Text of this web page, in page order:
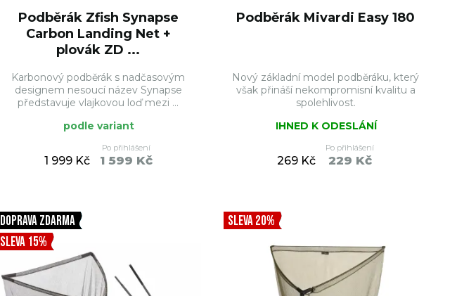
Podběrák Zfish Synapse
Carbon Landing Net +
plovák ZD ...
Karbonový podběrák s nadčasovým
designem nesoucí název Synapse
představuje vlajkovou loď mezi ...
podle variant
1 999 Kč
Po přihlášení
1 599 Kč
Podběrák Mivardi Easy 180
Nový základní model podběráku, který
však přináší nekompromisní kvalitu a
spolehlivost.
IHNED K ODESLÁNÍ
269 Kč
Po přihlášení
229 Kč
DOPRAVA ZDARMA
SLEVA 15%
SLEVA 20%